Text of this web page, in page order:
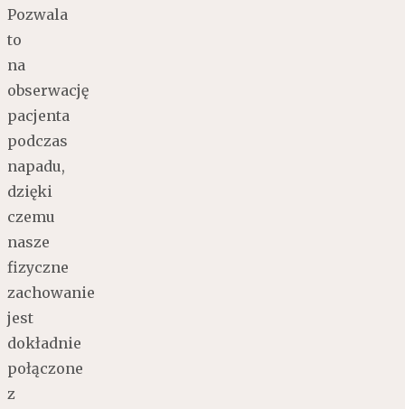
Pozwala
to
na
obserwację
pacjenta
podczas
napadu,
dzięki
czemu
nasze
fizyczne
zachowanie
jest
dokładnie
połączone
z